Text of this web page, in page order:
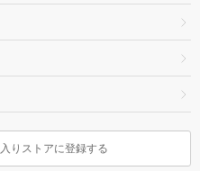
りストアに登録する